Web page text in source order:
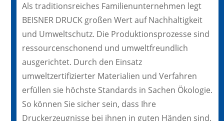
Als traditionsreiches Familienunternehmen legt
BEISNER DRUCK großen Wert auf Nachhaltigkeit
und Umweltschutz. Die Produktionsprozesse sind
ressourcenschonend und umweltfreundlich
ausgerichtet. Durch den Einsatz
umweltzertifizierter Materialien und Verfahren
erfüllen sie höchste Standards in Sachen Ökologie.
So können Sie sicher sein, dass Ihre
Druckerzeugnisse bei ihnen in guten Händen sind.